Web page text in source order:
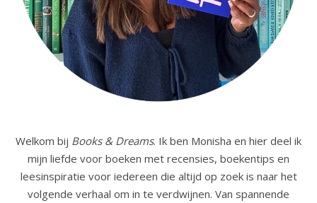
Welkom bij Books & Dreams. Ik ben Monisha en hier deel ik
mijn liefde voor boeken met recensies, boekentips en
leesinspiratie voor iedereen die altijd op zoek is naar het
volgende verhaal om in te verdwijnen. Van spannende